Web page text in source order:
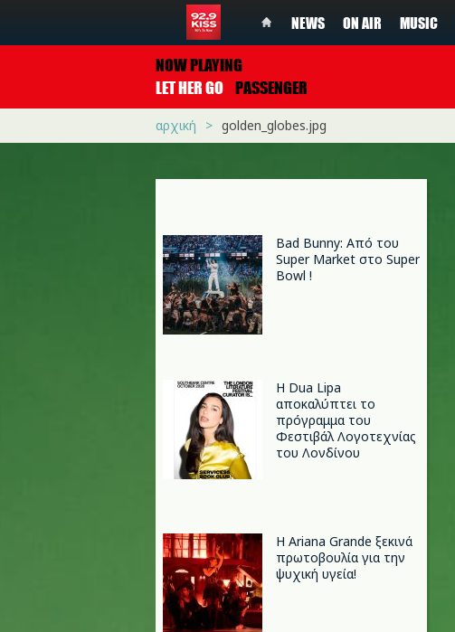
NEWS ON AIR MUSIC
NOW PLAYING
LET HER GO PASSENGER
αρχική golden_globes.jpg
Bad Bunny: Από του
Super Market στο Super
Bowl !
Η Dua Lipa
αποκαλύπτει το
πρόγραμμα του
Φεστιβάλ Λογοτεχνίας
του Λονδίνου
Η Ariana Grande ξεκινά
πρωτοβουλία για την
ψυχική υγεία!